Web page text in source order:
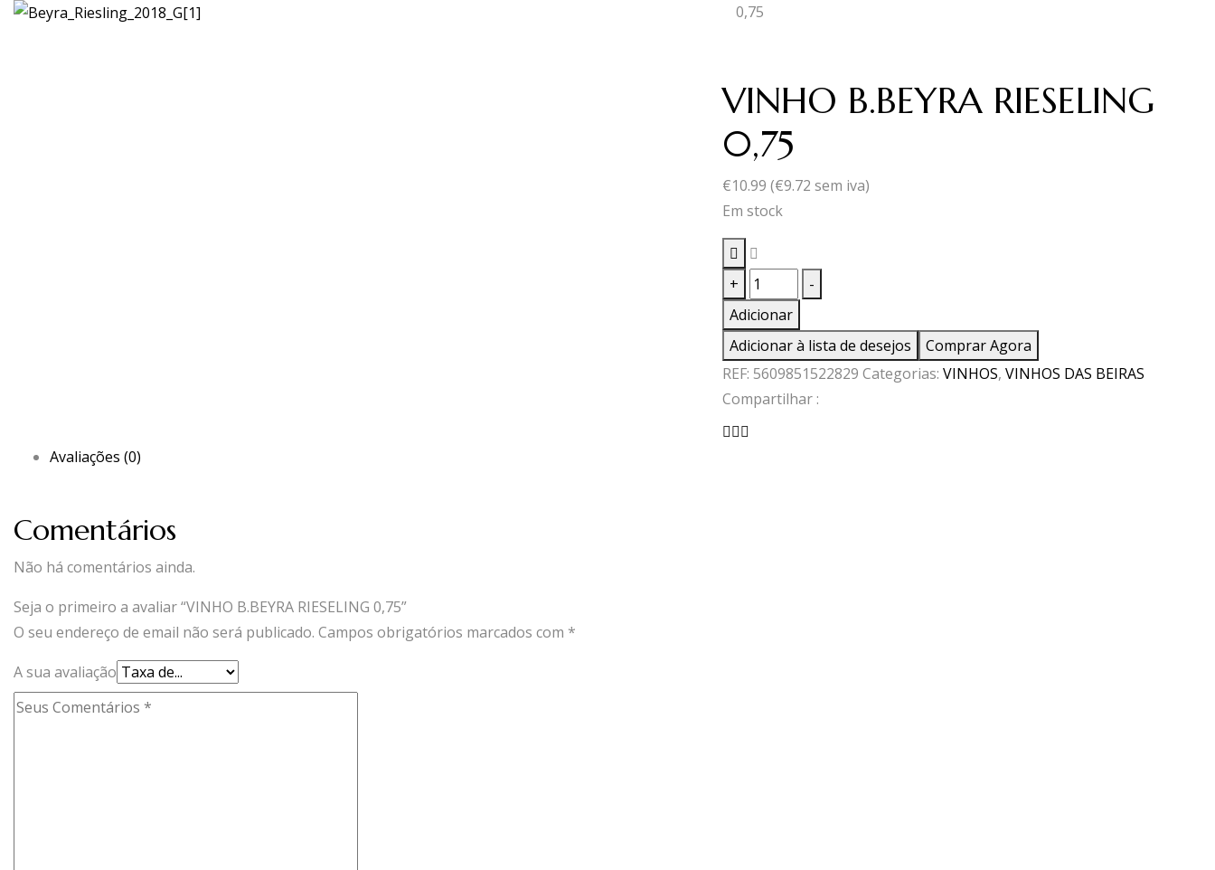
0,75
VINHO B.BEYRA RIESELING
0,75
€10.99 (€9.72 sem iva)
Em stock
+
Quantidade
de
VINHO
B.BEYRA
RIESELING
0,75
-
Adicionar
Adicionar à lista de desejos
Comprar Agora
REF: 5609851522829 Categorias: VINHOS, VINHOS DAS BEIRAS
Compartilhar :
Avaliações (0)
Comentários
Não há comentários ainda.
Seja o primeiro a avaliar “VINHO B.BEYRA RIESELING 0,75”
O seu endereço de email não será publicado. Campos obrigatórios marcados com *
A sua avaliação